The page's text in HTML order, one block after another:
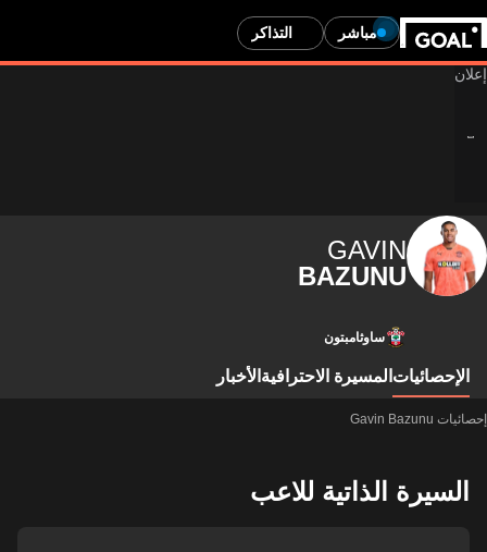
مباشر التذاكر
GAVIN
BAZUNU
ساوثامبتون
الإحصائيات المسيرة الاحترافية الأخبار
إحصائيات Gavin Bazunu
السيرة الذاتية للاعب